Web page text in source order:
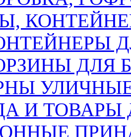
ДЛЯ
И ТОВАРЫ